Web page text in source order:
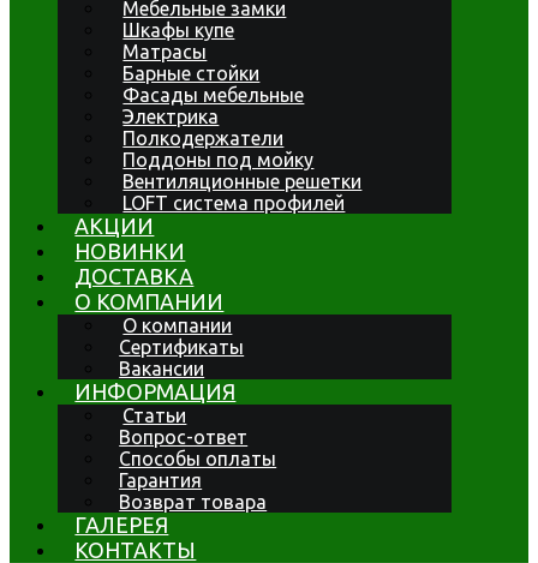
Мебельные замки
Шкафы купе
Матрасы
Барные стойки
Фасады мебельные
Электрика
Полкодержатели
Поддоны под мойку
Вентиляционные решетки
LOFT система профилей
АКЦИИ
НОВИНКИ
ДОСТАВКА
О КОМПАНИИ
О компании
Сертификаты
Вакансии
ИНФОРМАЦИЯ
Статьи
Вопрос-ответ
Способы оплаты
Гарантия
Возврат товара
ГАЛЕРЕЯ
КОНТАКТЫ